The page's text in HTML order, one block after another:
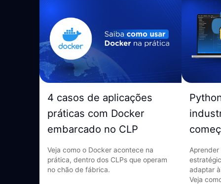
4 casos de aplicações
práticas com Docker
embarcado no CLP
Veja como o Docker acontece na
prática, dentro dos CLPs que operam
no chão de fábrica.
adaptar
Veja